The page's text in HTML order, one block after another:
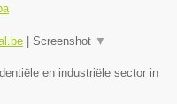
Screenshot ▼
en industriële sector in